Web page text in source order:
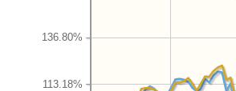
113.18%
136.80%